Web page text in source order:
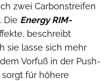
zwei Carbonstreifen
Die Energy RIM-
beschreibt
sie lasse sich mehr
Vorfuß in der Push-
sorgt für höhere